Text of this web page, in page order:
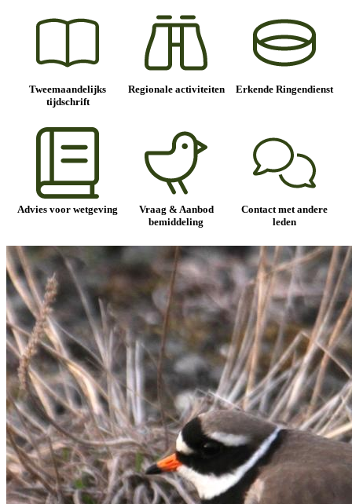
Tweemaandelijks
tijdschrift
Regionale activiteiten Erkende Ringendienst
Advies voor wetgeving
Vraag & Aanbod
bemiddeling
Contact met andere
leden